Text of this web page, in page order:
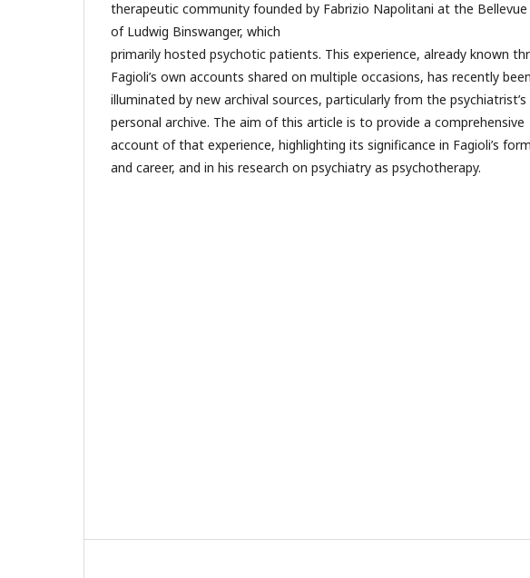
therapeutic community founded by Fabrizio Napolitani at the Bellevue
of Ludwig Binswanger, which
primarily hosted psychotic patients. This experience, already known
Fagioli’s own accounts shared on multiple occasions, has recently been
illuminated by new archival sources, particularly from the psychiatrist’s
personal archive. The aim of this article is to provide a comprehensive
account of that experience, highlighting its significance in Fagioli’s
and career, and in his research on psychiatry as psychotherapy.